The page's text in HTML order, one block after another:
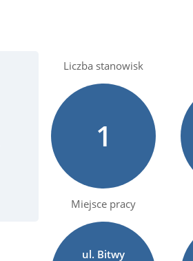
Liczba stanowisk
1
Miejsce pracy
ul. Bitwy